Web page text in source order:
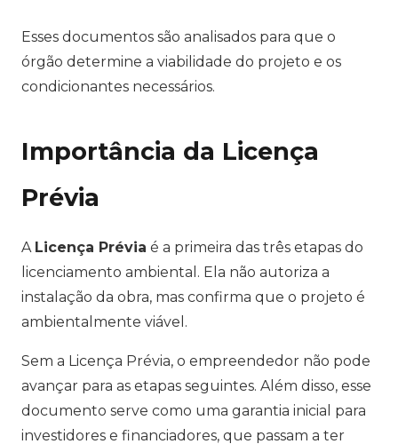
Esses documentos são analisados para que o
órgão determine a viabilidade do projeto e os
condicionantes necessários.
Importância da Licença
Prévia
A Licença Prévia é a primeira das três etapas do
licenciamento ambiental. Ela não autoriza a
instalação da obra, mas confirma que o projeto é
ambientalmente viável.
Sem a Licença Prévia, o empreendedor não pode
avançar para as etapas seguintes. Além disso, esse
documento serve como uma garantia inicial para
investidores e financiadores, que passam a ter